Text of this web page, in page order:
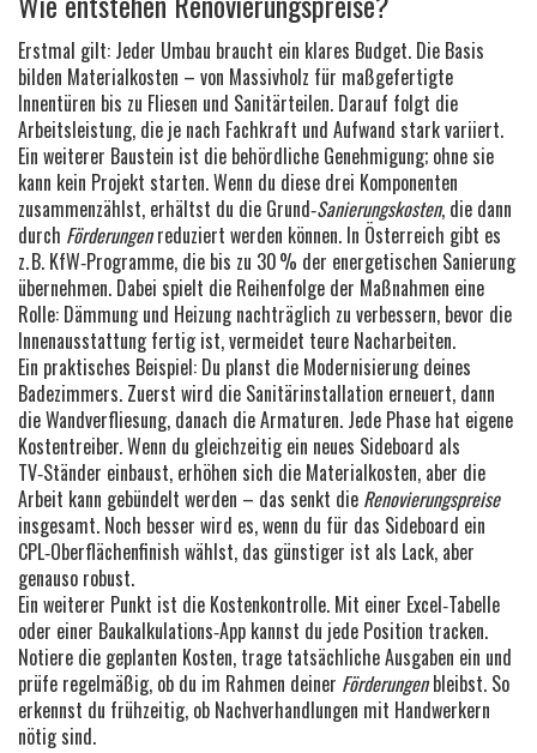
Erstmal gilt: Jeder Umbau braucht ein klares Budget. Die Basis
bilden Materialkosten – von Massivholz für maßgefertigte
Innentüren bis zu Fliesen und Sanitärteilen. Darauf folgt die
Arbeitsleistung, die je nach Fachkraft und Aufwand stark variiert.
Ein weiterer Baustein ist die behördliche Genehmigung; ohne sie
kann kein Projekt starten. Wenn du diese drei Komponenten
zusammenzählst, erhältst du die Grund‑Sanierungskosten, die dann
durch Förderungenreduziert werden können. In Österreich gibt es
z. B. KfW‑Programme, die bis zu 30 % der energetischen Sanierung
übernehmen. Dabei spielt die Reihenfolge der Maßnahmen eine
Rolle: Dämmung und Heizung nachträglich zu verbessern, bevor die
Innenausstattung fertig ist, vermeidet teure Nacharbeiten.
Ein praktisches Beispiel: Du planst die Modernisierung deines
Badezimmers. Zuerst wird die Sanitärinstallation erneuert, dann
die Wandverfliesung, danach die Armaturen. Jede Phase hat eigene
Kostentreiber. Wenn du gleichzeitig ein neues Sideboard als
TV‑Ständer einbaust, erhöhen sich die Materialkosten, aber die
Arbeit kann gebündelt werden – das senkt die Renovierungspreise
insgesamt. Noch besser wird es, wenn du für das Sideboard ein
CPL‑Oberflächenfinish wählst, das günstiger ist als Lack, aber
genauso robust.
Ein weiterer Punkt ist die Kostenkontrolle. Mit einer Excel‑Tabelle
oder einer Baukalkulations‑App kannst du jede Position tracken.
Notiere die geplanten Kosten, trage tatsächliche Ausgaben ein und
prüfe regelmäßig, ob du im Rahmen deiner Förderungenbleibst. So
erkennst du frühzeitig, ob Nachverhandlungen mit Handwerkern
nötig sind.